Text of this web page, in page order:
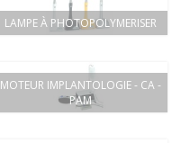
LAMPE À PHOTOPOLYMERISER
MOTEUR IMPLANTOLOGIE - CA -
PAM